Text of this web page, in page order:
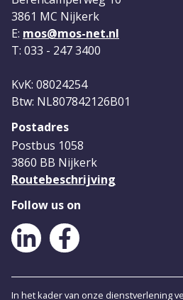
3861 MC Nijkerk
E: mos@mos-net.nl
T: 033 - 247 3400
KvK: 08024254
Btw: NL807842126B01
Postadres
Postbus 1058
3860 BB Nijkerk
Routebeschrijving
Follow us on
LinkedIn
In het kader van onze dienstverlening